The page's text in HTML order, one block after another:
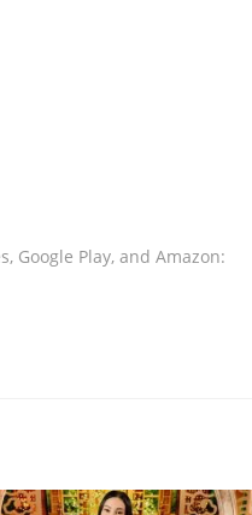
Google Play, and Amazon: